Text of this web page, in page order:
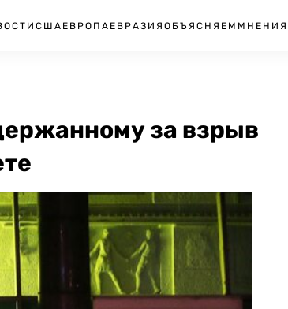
США ЕВРОПА ЕВРАЗИЯ ОБЪЯСНЯЕМ МНЕНИЯ
за взрыв